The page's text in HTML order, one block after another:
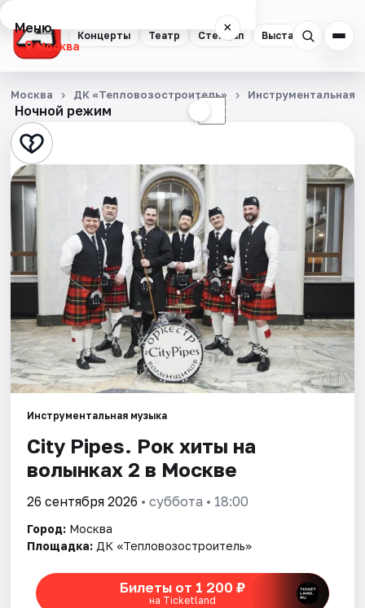
Концерты Театр Стендап Выставки
Меню ×
Москва
Концерты
Театр
Стендап
Выставки
Квесты
Экскурсии
Спорт
События
Площадки
Артисты
Ночной режим ☾
Москва ДК «Тепловозостроитель» Инструментальная
Инструментальная музыка
City Pipes. Рок хиты на
волынках 2 в Москве
26 сентября 2026 • суббота • 18:00
Город: Москва
Площадка: ДК «Тепловозостроитель»
Билеты от 1 200 ₽
на Ticketland